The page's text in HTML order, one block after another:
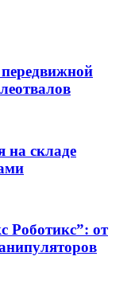
на складе
Роботикс”: от